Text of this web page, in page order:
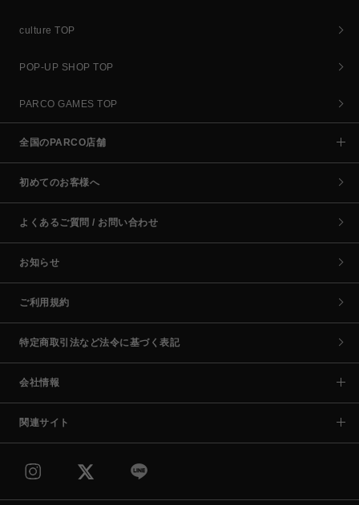
culture TOP
POP-UP SHOP TOP
PARCO GAMES TOP
全国のPARCO店舗
初めてのお客様へ
よくあるご質問 / お問い合わせ
お知らせ
ご利用規約
特定商取引法など法令に基づく表記
会社情報
関連サイト